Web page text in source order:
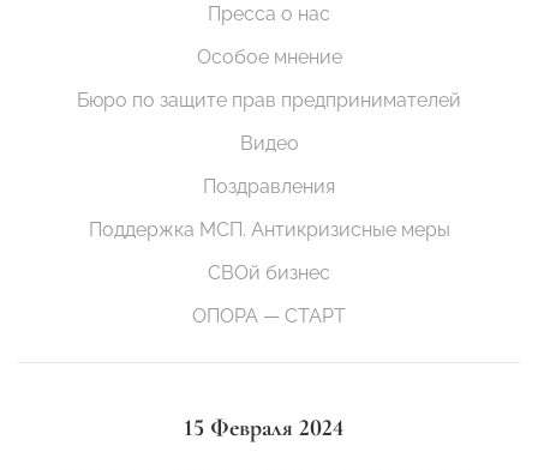
Пресса о нас
Особое мнение
Бюро по защите прав предпринимателей
Видео
Поздравления
Поддержка МСП. Антикризисные меры
СВОй бизнес
ОПОРА — СТАРТ
15 Февраля 2024